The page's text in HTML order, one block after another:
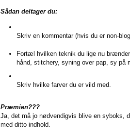
Sådan deltager du:
Skriv en kommentar (hvis du er non-
Fortæl hvilken teknik du lige nu
hånd, stitchery, syning over pap, sy på
Skriv hvilke farver du er vild med.
Præmien???
Ja, det må jo nødvendigvis blive en syboks,
med ditto indhold.